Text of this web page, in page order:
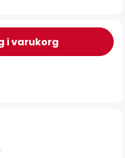
i varukorg